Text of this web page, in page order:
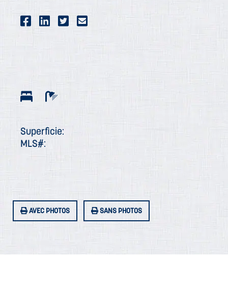
Superficie:
MLS#:
AVEC PHOTOS SANS PHOTOS